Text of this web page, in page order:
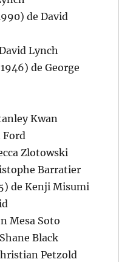
de David
Lynch
de George
Kwan
Ford
Zlotowski
Barratier
de Kenji Misumi
Mesa Soto
Black
Petzold